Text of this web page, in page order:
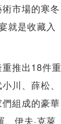
市場的寒冬
就是收藏入
推出18件重
川、薛松、
組成的豪華
、伊夫·克萊